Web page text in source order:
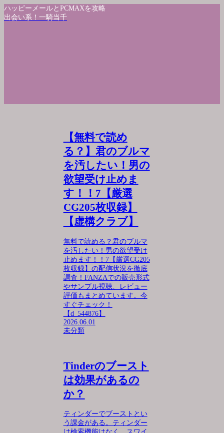
ハッピーメールとPCMAXを攻略
出会い系！一騎当千
【無料で読め
る？】君のブルマ
を汚したい！男の
欲望受け止めま
す！！7【厳選
CG205枚収録】
【虚構クラブ】
無料で読める？君のブルマ
を汚したい！男の欲望受け
止めます！！7【厳選CG205
枚収録】の配信状況を徹底
調査！FANZAでの販売形式
やサンプル視聴、レビュー
評価もまとめています。今
すぐチェック！
【d_544876】
2026.06.01
未分類
Tinderのブースト
は効果があるの
か？
ティンダーでブーストとい
う課金がある。ティンダー